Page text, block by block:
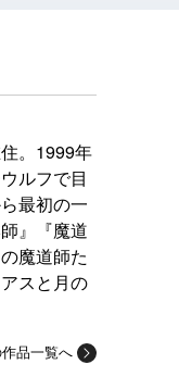
。1999年
ルフで目
最初の一
』『魔道
魔道師た
スと月の
品一覧へ